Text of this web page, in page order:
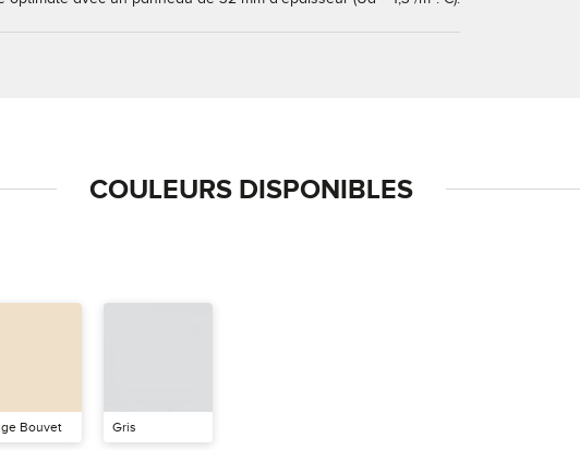
COULEURS DISPONIBLES
Bouvet Gris